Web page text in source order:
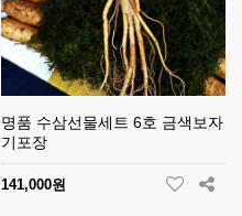
명품 수삼선물세트 6호 금색보자
기포장
141,000원